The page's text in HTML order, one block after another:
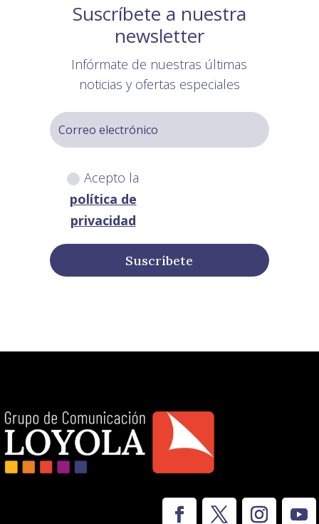
Suscríbete a nuestra
newsletter
Infórmate de nuestras últimas
noticias y ofertas especiales
Acepto la
política de
privacidad
Suscríbete